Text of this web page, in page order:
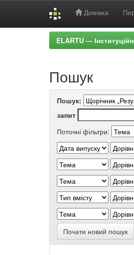
Домівка
ELARTU —
Пошук
Пошук:
запит
Поточні фільтри:
Почати новий пошук